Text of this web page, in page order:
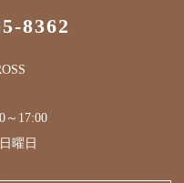
8362
17:00
曜日